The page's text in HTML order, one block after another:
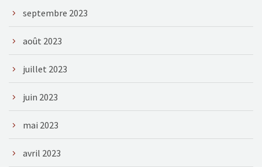
septembre 2023
août 2023
juillet 2023
juin 2023
mai 2023
avril 2023